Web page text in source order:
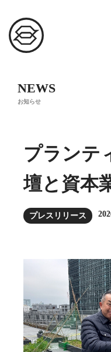
NEWS
お知らせ
プランテ
壇と資本
プレスリリース